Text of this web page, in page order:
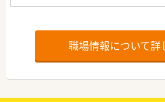
職場情報について詳